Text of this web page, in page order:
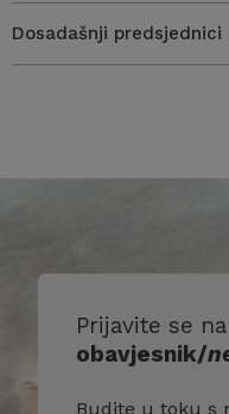
Dosadašnji predsjednici
Prijavite se
obavjesnik/
Budite u toku s